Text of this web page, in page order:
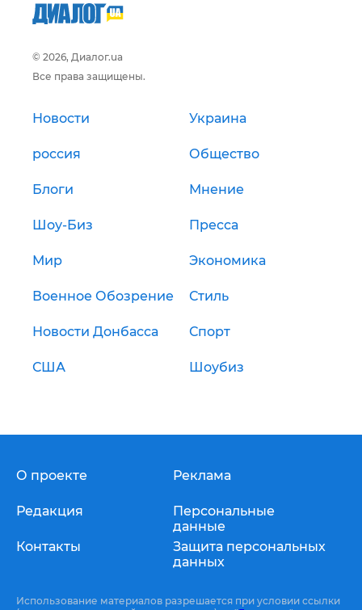
© 2026, Диалог.ua
Все права защищены.
Новости Украина
россия Общество
Блоги Мнение
Шоу-Биз Пресса
Мир Экономика
Военное Обозрение Стиль
Новости Донбасса Спорт
США Шоубиз
О проекте
Редакция
Контакты
Реклама
Персональные
данные
Защита персональных
данных
Использование материалов разрешается при условии ссылки